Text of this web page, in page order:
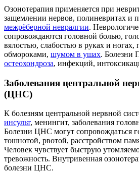
Озонотерапия применяется при
защемлении нервов, полиневритах и
межрёберной невралгии.
сопровождаются головной болью,
вялостью, слабостью в руках и ногах,
обмороками, шумом в ушах. Болезни
остеохондроза, инфекций,
Заболевания центральной
(ЦНС)
К болезням центральной нервной
инсульт, менингит, заболевания
Болезни ЦНС могут сопровождаться
тошнотой, рвотой, расстройством
Человек чувствует быструю
тревожность. Внутривенная
болезни ЦНС.